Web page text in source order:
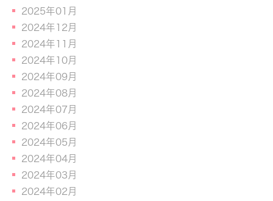
2025年01月
2024年12月
2024年11月
2024年10月
2024年09月
2024年08月
2024年07月
2024年06月
2024年05月
2024年04月
2024年03月
2024年02月